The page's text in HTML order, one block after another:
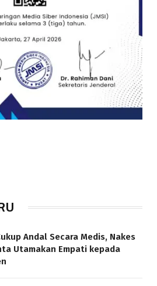
Andal Secara Medis, Nakes
Utamakan Empati kepada